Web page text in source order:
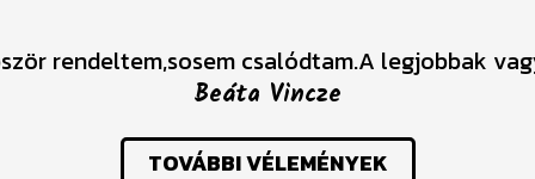
rendeltem,sosem csalódtam.A legjobbak
Beáta Vincze